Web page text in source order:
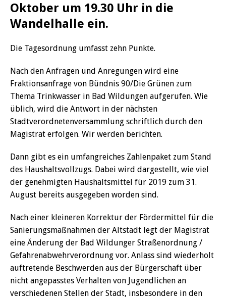
Oktober um 19.30 Uhr in die
Wandelhalle ein.
Die Tagesordnung umfasst zehn Punkte.
Nach den Anfragen und Anregungen wird eine
Fraktionsanfrage von Bündnis 90/Die Grünen zum
Thema Trinkwasser in Bad Wildungen aufgerufen. Wie
üblich, wird die Antwort in der nächsten
Stadtverordnetenversammlung schriftlich durch den
Magistrat erfolgen. Wir werden berichten.
Dann gibt es ein umfangreiches Zahlenpaket zum Stand
des Haushaltsvollzugs. Dabei wird dargestellt, wie viel
der genehmigten Haushaltsmittel für 2019 zum 31.
August bereits ausgegeben worden sind.
Nach einer kleineren Korrektur der Fördermittel für die
Sanierungsmaßnahmen der Altstadt legt der Magistrat
eine Änderung der Bad Wildunger Straßenordnung /
Gefahrenabwehrverordnung vor. Anlass sind wiederholt
auftretende Beschwerden aus der Bürgerschaft über
nicht angepasstes Verhalten von Jugendlichen an
verschiedenen Stellen der Stadt, insbesondere in den